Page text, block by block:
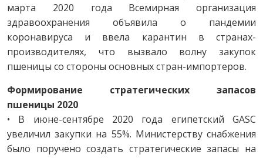
марта 2020 года Всемирная организация
здравоохранения объявила о пандемии
коронавируса и ввела карантин в странах-
производителях, что вызвало волну закупок
пшеницы со стороны основных стран-импортеров.
Формирование стратегических запасов
пшеницы 2020
• В июне-сентябре 2020 года египетский GASC
увеличил закупки на 55%. Министерству снабжения
было поручено создать стратегические запасы на